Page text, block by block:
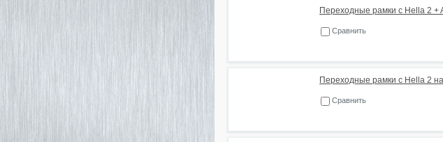
Переходные рамки с Hella 2 +
Сравнить
Переходные рамки с Hella 2
Сравнить